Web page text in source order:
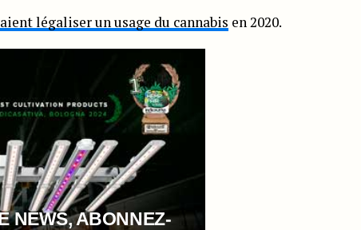
légaliser un usage du cannabis en 2020.
NEWS, ABONNEZ-